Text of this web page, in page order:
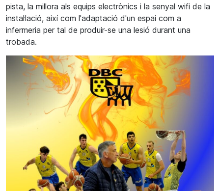
pista, la millora als equips electrònics i la senyal wifi de la
instal·lació, així com l'adaptació d'un espai com a
infermeria per tal de produir-se una lesió durant una
trobada.